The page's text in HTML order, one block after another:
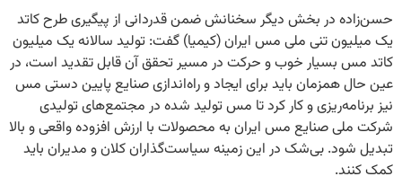
حسن‌زاده در بخش دیگر سخنانش ضمن قدردانی از پیگیری طرح کاتد
یک میلیون تنی ملی مس ایران (کیمیا) گفت: تولید سالانه یک میلیون
کاتد مس بسیار خوب و حرکت در مسیر تحقق آن قابل تقدید است، در
عین حال همزمان باید برای ایجاد و راه‌اندازی صنایع پایین دستی مس
نیز برنامه‌ریزی و کار کرد تا مس تولید شده در مجتمع‌های تولیدی
شرکت ملی صنایع مس ایران به محصولات با ارزش افزوده واقعی و بالا
تبدیل شود. بی‌شک در این زمینه سیاست‌گذاران کلان و مدیران باید
کمک کنند.